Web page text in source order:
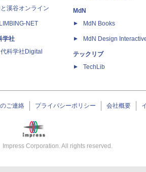
溪谷オンライン
NET
学社
科学社Digital
MdN
MdN Books
MdN Design
テックリブ
TechLib
ご連絡 プライバシーポリシー 会社概要
Impress Corporation. All rights reserved.